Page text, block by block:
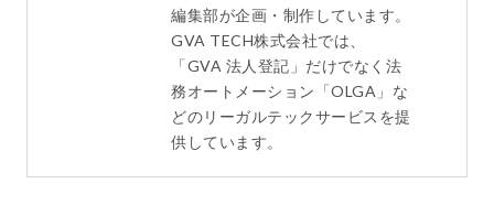
編集部が企画・制作しています。
GVA TECH株式会社では、
「GVA 法人登記」だけでなく法
務オートメーション「OLGA」な
どのリーガルテックサービスを提
供しています。